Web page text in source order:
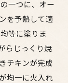
一つに、オー
を予熱して適
等に塗りま
らじっくり焼
チキンが完成
均一に火入れ